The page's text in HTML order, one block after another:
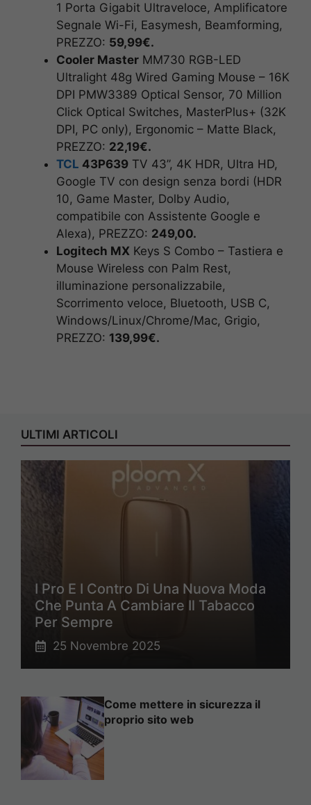
1 Porta Gigabit Ultraveloce, Amplificatore
Segnale Wi-Fi, Easymesh, Beamforming,
PREZZO: 59,99€.
Cooler Master MM730 RGB-LED
Ultralight 48g Wired Gaming Mouse – 16K
DPI PMW3389 Optical Sensor, 70 Million
Click Optical Switches, MasterPlus+ (32K
DPI, PC only), Ergonomic – Matte Black,
PREZZO: 22,19€.
TCL 43P639 TV 43”, 4K HDR, Ultra HD,
Google TV con design senza bordi (HDR
10, Game Master, Dolby Audio,
compatibile con Assistente Google e
Alexa), PREZZO: 249,00.
Logitech MX Keys S Combo – Tastiera e
Mouse Wireless con Palm Rest,
illuminazione personalizzabile,
Scorrimento veloce, Bluetooth, USB C,
Windows/Linux/Chrome/Mac, Grigio,
PREZZO: 139,99€.
ULTIMI ARTICOLI
I Pro E I Contro Di Una Nuova Moda
Che Punta A Cambiare Il Tabacco
Per Sempre
25 Novembre 2025
Come mettere in sicurezza il
proprio sito web